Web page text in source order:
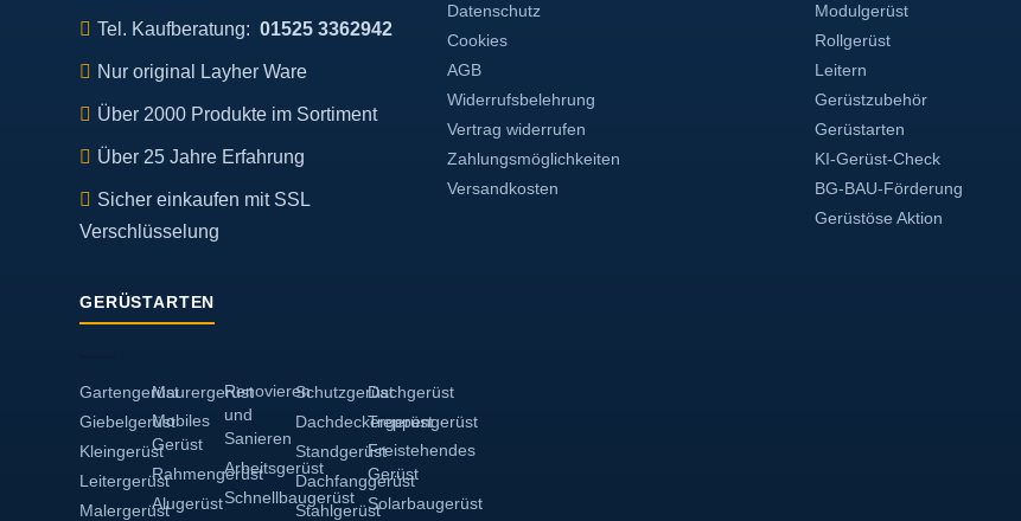
Tel. Kaufberatung: 01525 3362942
Nur original Layher Ware
Über 2000 Produkte im Sortiment
Über 25 Jahre Erfahrung
Sicher einkaufen mit SSL
Verschlüsselung
Datenschutz
Cookies
AGB
Widerrufsbelehrung
Vertrag widerrufen
Zahlungsmöglichkeiten
Versandkosten
Modulgerüst
Rollgerüst
Leitern
Gerüstzubehör
Gerüstarten
KI-Gerüst-Check
BG-BAU-Förderung
Gerüstöse Aktion
GERÜSTARTEN
Gartengerüst
Giebelgerüst
Kleingerüst
Leitergerüst
Malergerüst
Maurergerüst
Mobiles
Gerüst
Rahmengerüst
Alugerüst
Renovieren
und
Sanieren
Arbeitsgerüst
Schnellbaugerüst
Schutzgerüst
Dachdeckergerüst
Standgerüst
Dachfanggerüst
Stahlgerüst
Dachgerüst
Treppengerüst
Freistehendes
Gerüst
Solarbaugerüst